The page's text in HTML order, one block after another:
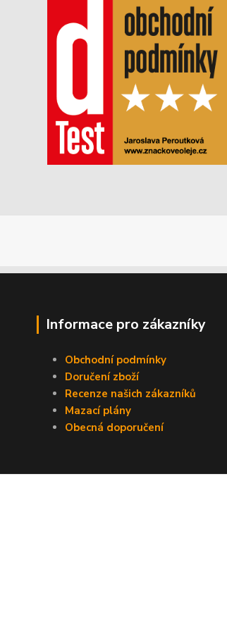
Informace pro zákazníky
Obchodní podmínky
Doručení zboží
Recenze našich zákazníků
Mazací plány
Obecná doporučení